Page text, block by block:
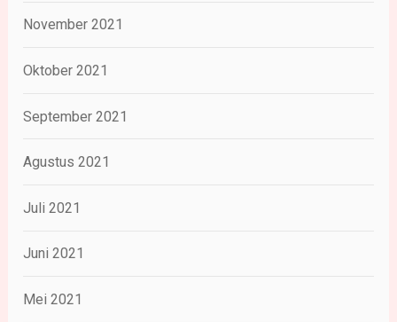
November 2021
Oktober 2021
September 2021
Agustus 2021
Juli 2021
Juni 2021
Mei 2021